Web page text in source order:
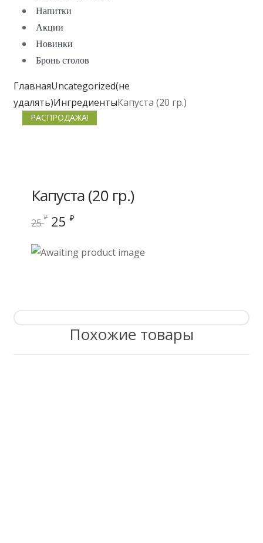
Напитки
Акции
Новинки
Бронь столов
ГлавнаяUncategorized(не
удалять)ИнгредиентыКапуста (20 гр.)
РАСПРОДАЖА!
Капуста (20 гр.)
25₽ Первоначальная
составляла
25 ₽
25 ₽.
Похожие товары